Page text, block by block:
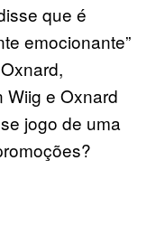
que é
emocionante”
Wiig e Oxnard
jogo de uma